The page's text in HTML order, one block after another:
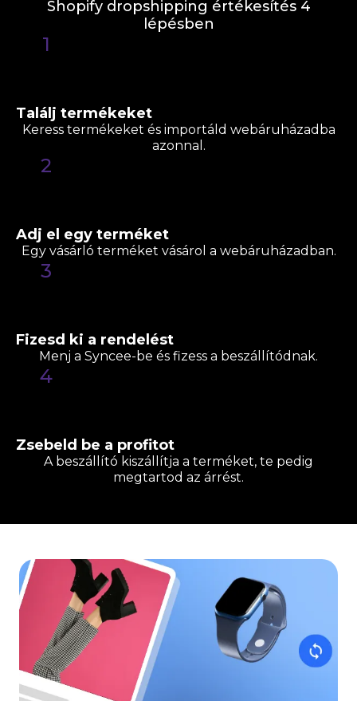
Shopify dropshipping értékesítés 4
lépésben
1
Találj termékeket
Keress termékeket és importáld webáruházadba
azonnal.
2
Adj el egy terméket
Egy vásárló terméket vásárol a webáruházadban.
3
Fizesd ki a rendelést
Menj a Syncee-be és fizess a beszállítódnak.
4
Zsebeld be a profitot
A beszállító kiszállítja a terméket, te pedig
megtartod az árrést.